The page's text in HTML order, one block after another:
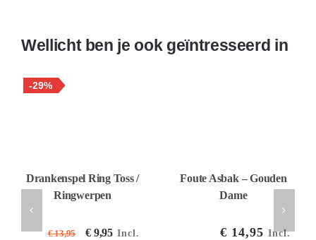
Wellicht ben je ook geïntresseerd in
-29%
Drankenspel Ring Toss /
Ringwerpen
€13,95
Oorspronkelijke
€ 9,95Huidige
Incl.
Foute Asbak – Gouden
Dame
€ 14,95 Incl.